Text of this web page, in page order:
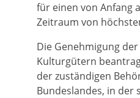
für einen von Anfang
Zeitraum von
Die Genehmigung
Kulturgütern
der zuständigen
Bundeslandes, in der